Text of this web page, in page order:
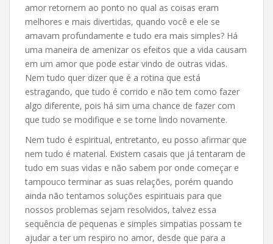
amor retornem ao ponto no qual as coisas eram
melhores e mais divertidas, quando você e ele se
amavam profundamente e tudo era mais simples? Há
uma maneira de amenizar os efeitos que a vida causam
em um amor que pode estar vindo de outras vidas.
Nem tudo quer dizer que é a rotina que está
estragando, que tudo é corrido e não tem como fazer
algo diferente, pois há sim uma chance de fazer com
que tudo se modifique e se torne lindo novamente.
Nem tudo é espiritual, entretanto, eu posso afirmar que
nem tudo é material. Existem casais que já tentaram de
tudo em suas vidas e não sabem por onde começar e
tampouco terminar as suas relações, porém quando
ainda não tentamos soluções espirituais para que
nossos problemas sejam resolvidos, talvez essa
sequência de pequenas e simples simpatias possam te
ajudar a ter um respiro no amor, desde que para a